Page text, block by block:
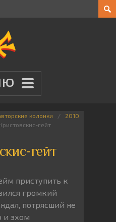
колонки
2010
Кристовскис-гейт
гейт
приступить к
громкий
потрясший не
и эхом